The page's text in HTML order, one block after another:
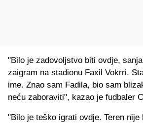
"Bilo je zadovoljstvo biti ovdje,
zaigram na stadionu Faxil Vokrri.
ime. Znao sam Fadila, bio sam
neću zaboraviti", kazao je fudbaler
"Bilo je teško igrati ovdje. Teren nije